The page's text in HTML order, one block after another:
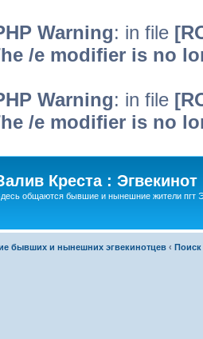
Warning: in file
/e modifier is no
Warning: in file
/e modifier is no
Креста : Эгвекинот
общаются бывшие и нынешние жители пгт
бывших и нынешних эгвекинотцев ‹ Поиск